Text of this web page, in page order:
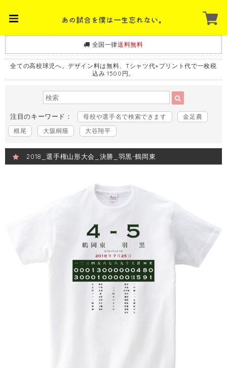
全国一律送料無料
全ての高校球児へ。デザイン料は無料、Tシャツ代+プリント代で一枚税
込み 1500円。
注目のキーワード： 母校や選手名で検索できます
金足農
根尾
大阪桐蔭 大谷翔平
2018_選手権山形大会_決勝_羽黒-鶴岡東